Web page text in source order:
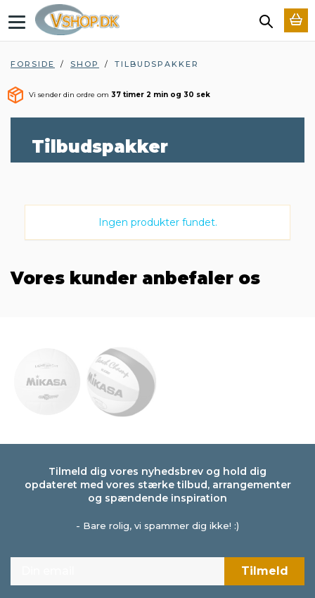
T
g
l
e
n
a
FORSIDE / SHOP / TILBUDSPAKKER
Vi sender din ordre om 37 timer 2 min og 30 sek
Tilbudspakker
Ingen produkter fundet.
Vores kunder anbefaler os
Tilmeld dig vores nyhedsbrev og hold dig
opdateret med vores stærke tilbud, arrangementer
og spændende inspiration
- Bare rolig, vi spammer dig ikke! :)